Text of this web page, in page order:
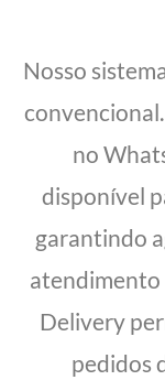
Nosso
no
disponível
garantindo
atendimento
Delivery
pedidos